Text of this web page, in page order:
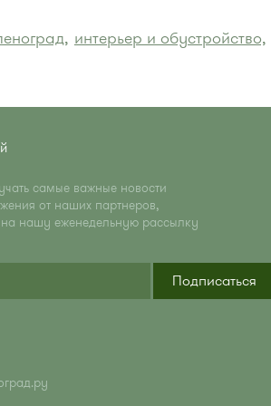
интерьер и обустройство,
самые важные новости
от наших партнеров,
на нашу еженедельную рассылку
Подписаться